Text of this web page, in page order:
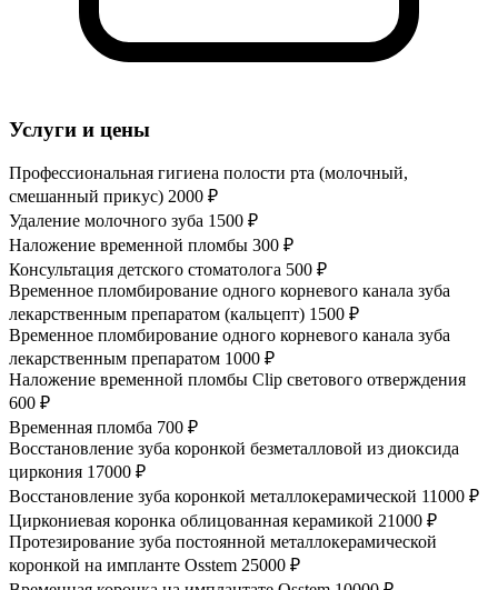
Услуги и цены
Профессиональная гигиена полости рта (молочный,
смешанный прикус) 2000 ₽
Удаление молочного зуба 1500 ₽
Наложение временной пломбы 300 ₽
Консультация детского стоматолога 500 ₽
Временное пломбирование одного корневого канала зуба
лекарственным препаратом (кальцепт) 1500 ₽
Временное пломбирование одного корневого канала зуба
лекарственным препаратом 1000 ₽
Наложение временной пломбы Clip светового отверждения
600 ₽
Временная пломба 700 ₽
Восстановление зуба коронкой безметалловой из диоксида
циркония 17000 ₽
Восстановление зуба коронкой металлокерамической 11000 ₽
Циркониевая коронка облицованная керамикой 21000 ₽
Протезирование зуба постоянной металлокерамической
коронкой на импланте Osstem 25000 ₽